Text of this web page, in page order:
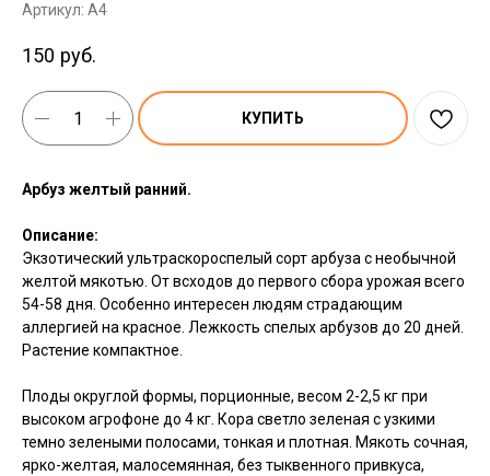
Артикул: A4
150 руб.
КУПИТЬ
Арбуз желтый ранний.
Описание:
Экзотический ультраскороспелый сорт арбуза с необычной
желтой мякотью. От всходов до первого сбора урожая всего
54-58 дня. Особенно интересен людям страдающим
аллергией на красное. Лежкость спелых арбузов до 20 дней.
Растение компактное.
Плоды округлой формы, порционные, весом 2-2,5 кг при
высоком агрофоне до 4 кг. Кора светло зеленая с узкими
темно зелеными полосами, тонкая и плотная. Мякоть сочная,
ярко-желтая, малосемянная, без тыквенного привкуса,